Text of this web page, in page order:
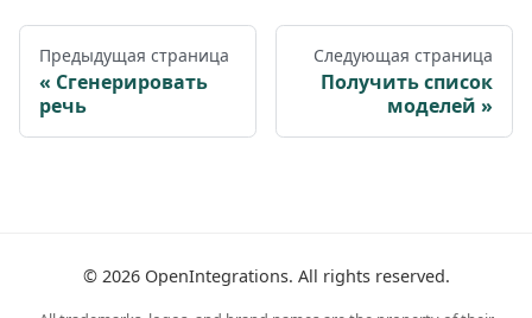
Предыдущая страница
Сгенерировать
речь
Следующая страница
Получить список
моделей
© 2026OpenIntegrations. All rights reserved.